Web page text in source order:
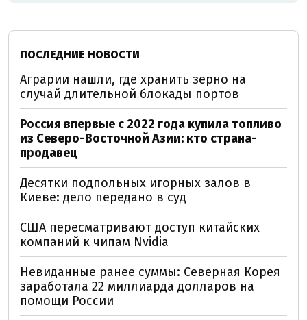
ПОСЛЕДНИЕ НОВОСТИ
Аграрии нашли, где хранить зерно на
случай длительной блокады портов
Россия впервые с 2022 года купила топливо
из Северо-Восточной Азии: кто страна-
продавец
Десятки подпольных игорных залов в
Киеве: дело передано в суд
США пересматривают доступ китайских
компаний к чипам Nvidia
Невиданные ранее суммы: Северная Корея
заработала 22 миллиарда долларов на
помощи России